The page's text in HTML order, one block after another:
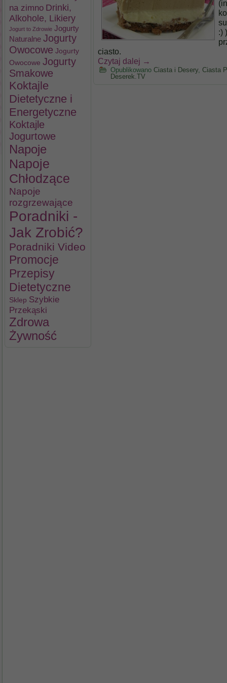
na zimno Drinki,
Alkohole, Likiery
Jogurt to Zdrowie Jogurty
Naturalne Jogurty
Owocowe Jogurty
Owocowe Jogurty
Smakowe
Koktajle
Dietetyczne i
Energetyczne
Koktajle
Jogurtowe
Napoje
Napoje
Chłodzące
Napoje
rozgrzewające
Poradniki -
Jak Zrobić?
Poradniki Video
Promocje
Przepisy
Dietetyczne
Sklep Szybkie
Przekąski
Zdrowa
Żywność
:)
ciasto.
Czytaj dalej →
Opublikowano Ciasta i Desery, Ciasta
Deserek.TV